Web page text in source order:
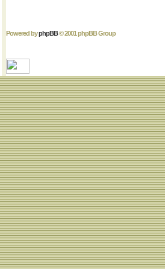
Powered byphpBB© 2001 phpBB Group